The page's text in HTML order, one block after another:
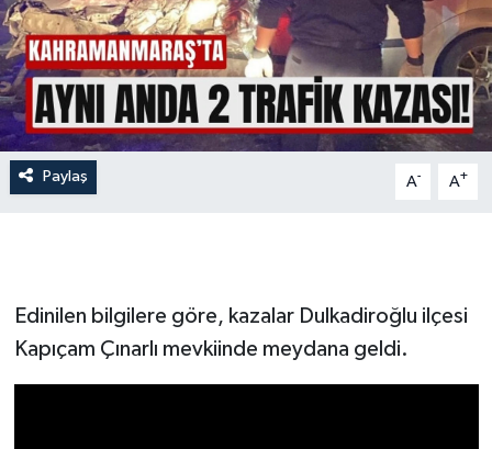
Paylaş A- A+
Edinilen bilgilere göre, kazalar Dulkadiroğlu ilçesi
Kapıçam Çınarlı mevkiinde meydana geldi.
KÜLTÜR-SANAT
KSÜ
DÜNYA
KADIN-AİLE
YEREL YÖNETİM